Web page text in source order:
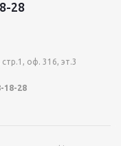
28
оф. 316, эт.3
18-28